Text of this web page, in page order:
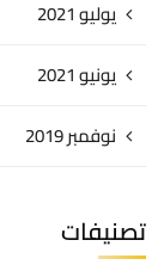
يوليو 2021
يونيو 2021
نوفمبر 2019
تصنيفات